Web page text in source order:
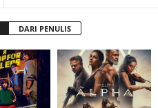
DARI PENULIS